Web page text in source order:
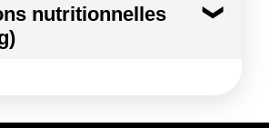
aux informations transmises
nutritionnelles
124 kj